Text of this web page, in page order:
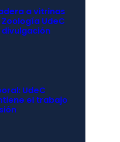
a vitrinas
UdeC
UdeC
el trabajo